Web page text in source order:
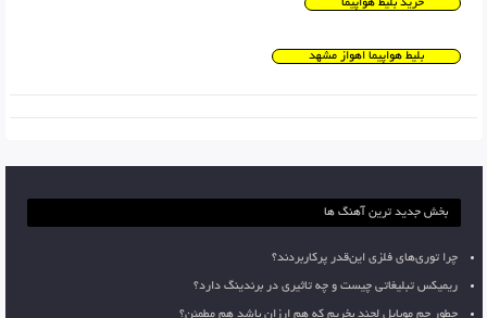
خرید بلیط هواپیما
بلیط هواپیما اهواز مشهد
بخش جدید ترین آهنگ ها
چرا توری‌های فلزی این‌قدر پرکاربردند؟
ریمیکس تبلیغاتی چیست و چه تاثیری در برندینگ دارد؟
چطور جم موبایل لجند بخریم که هم ارزان باشد هم مطمئن؟